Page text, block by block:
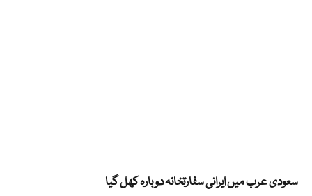
سعودی عرب میں ایرانی سفارتخانہ دوبارہ کھل گیا